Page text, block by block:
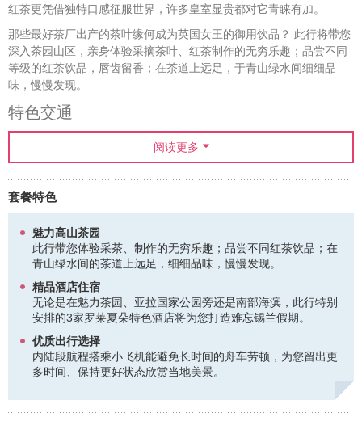
红茶更凭借独特口感征服世界，许多皇室显贵都对它青睐有加。
那些最好茶厂出产的茶叶缘何成为英国女王的御用饮品？ 此行将带您
深入茶园山区，亲身体验采摘茶叶、红茶制作的无穷乐趣；品尝不同
等级的红茶饮品，唇齿留香；在茶道上远足，于青山绿水间细细品
味，慢慢发现。
特色交通
搭乘“高山火车”穿过广袤、碧绿的茶园，在沿途美景的映衬下远离尘
世喧嚣，仿若置身于《绿野仙踪》般的童话世界；坐上颜色各异、趣
味十足的 Tuk Tuk 车穿行于科伦坡的大街小巷，专业人员将带您感受
地道科伦坡风情。
精品酒店
此行精选法国精品酒店集团罗莱夏朵旗下的三家特色酒店，为您打造
难忘锡兰假期。位于海拔1,250米锡兰茶产区的 Ceylon Tea Trails 拥
有5个豪华的殖民时代茶农式样单层洋房，美丽的锡兰茶园串联起迷
人、浪漫的散步小径，您可以在此享受低调奢华的私人时光。
Wild Coast Tented Lodge 隶属于 Resplendent Ceylon 奢华酒店集
团，毗邻亚拉国家公园，坐落于丛林与原始海滩交界之地，俯瞰印度
洋魅力海景。度假村的28个奢华茧型帐篷分布于动物们取水的地方，
因此，身处帐篷外的观景平台即可与它们“亲密接触”。
建于临海崖顶的 Cape Weligama 可让您尽览270度壮丽印度洋美景。
您不仅能在此享用精致美食与香醇美酒，酒店附近还是观赏白鲸和参
加水上活动的理想之所。由此前往参观肉桂种植园或前往加勒堡都非
阅读更多
套餐特色
魅力高山茶园
此行带您体验采茶、制作的无穷乐趣；品尝不同红茶饮品；在
青山绿水间的茶道上远足，细细品味，慢慢发现。
精品酒店住宿
无论是在魅力茶园、亚拉国家公园旁还是南部海滨，此行特别
安排的3家罗莱夏朵特色酒店将为您打造难忘锡兰假期。
优质出行选择
内陆段航程搭乘小飞机能避免长时间的舟车劳顿，为您留出更
多时间、保持更好状态欣赏当地美景。